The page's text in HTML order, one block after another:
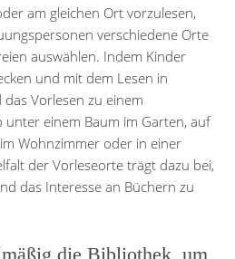
am gleichen Ort vorzulesen,
verschiedene Orte
auswählen. Indem Kinder
und mit dem Lesen in
Vorlesen zu einem
unter einem Baum im Garten, auf
Wohnzimmer oder in einer
der Vorleseorte trägt dazu bei,
das Interesse an Büchern zu
die Bibliothek, um